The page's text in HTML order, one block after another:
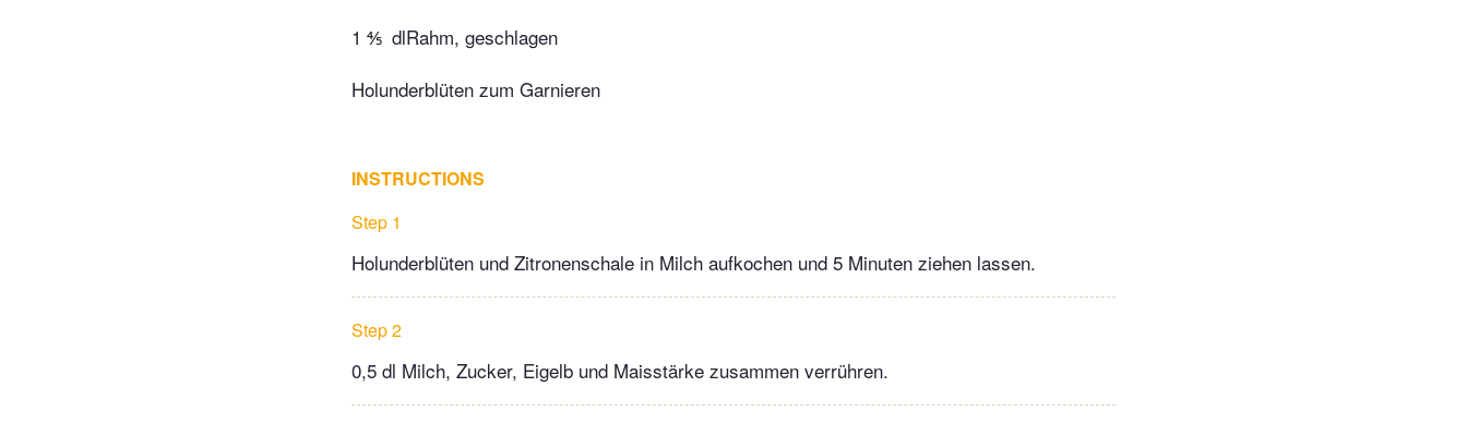
1 ⅘ dlRahm, geschlagen
Holunderblüten zum Garnieren
INSTRUCTIONS
Step 1
Holunderblüten und Zitronenschale in Milch aufkochen und 5 Minuten ziehen lassen.
Step 2
0,5 dl Milch, Zucker, Eigelb und Maisstärke zusammen verrühren.